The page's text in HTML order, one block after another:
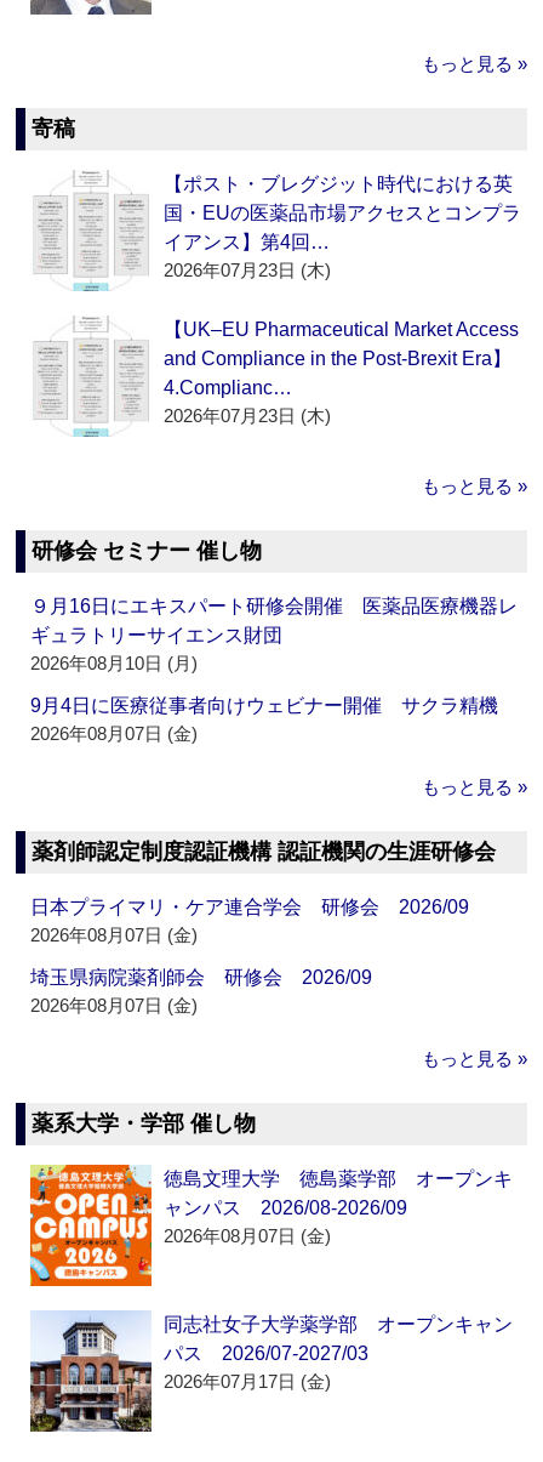
もっと見る »
寄稿
【ポスト・ブレグジット時代における英
国・EUの医薬品市場アクセスとコンプラ
イアンス】第4回…
2026年07月23日 (木)
【UK–EU Pharmaceutical Market Access
and Compliance in the Post-Brexit Era】
4.Complianc…
2026年07月23日 (木)
もっと見る »
研修会 セミナー 催し物
９月16日にエキスパート研修会開催 医薬品医療機器レ
ギュラトリーサイエンス財団
2026年08月10日 (月)
9月4日に医療従事者向けウェビナー開催 サクラ精機
2026年08月07日 (金)
もっと見る »
薬剤師認定制度認証機構 認証機関の生涯研修会
日本プライマリ・ケア連合学会 研修会 2026/09
2026年08月07日 (金)
埼玉県病院薬剤師会 研修会 2026/09
2026年08月07日 (金)
もっと見る »
薬系大学・学部 催し物
徳島文理大学 徳島薬学部 オープンキ
ャンパス 2026/08-2026/09
2026年08月07日 (金)
同志社女子大学薬学部 オープンキャン
パス 2026/07-2027/03
2026年07月17日 (金)